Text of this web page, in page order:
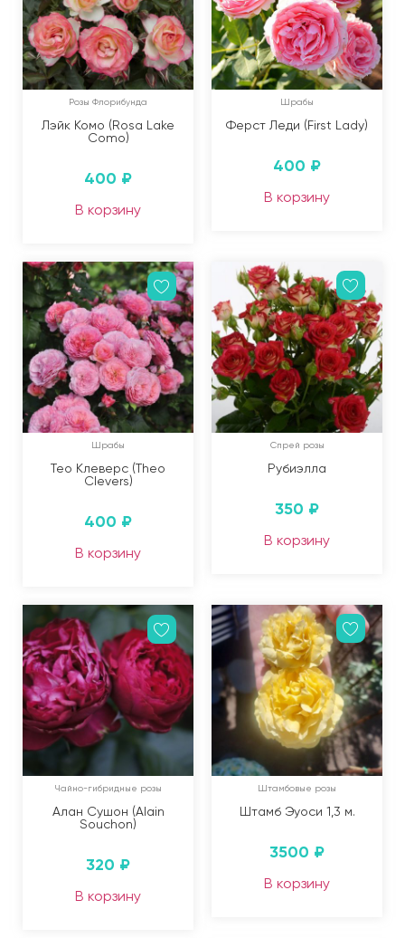
Розы Флорибунда
Лэйк Комо (Rosa Lake
Como)
400 ₽
В корзину
Шрабы
Ферст Леди (First Lady)
400 ₽
В корзину
Шрабы
Тео Клеверс (Theo
Clevers)
400 ₽
В корзину
Спрей розы
Рубиэлла
350 ₽
В корзину
Чайно-гибридные розы
Алан Сушон (Alain
Souchon)
320 ₽
В корзину
Штамбовые розы
Штамб Эуоси 1,3 м.
3500 ₽
В корзину